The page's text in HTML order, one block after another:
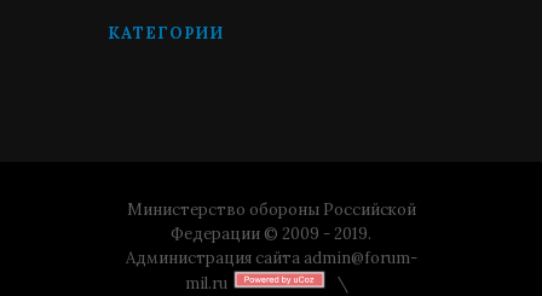
КАТЕГОРИИ
Министерство обороны Российской
Федерации © 2009 - 2019.
Администрация сайта admin@forum-
mil.ru